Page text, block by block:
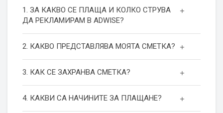
1. ЗА КАКВО СЕ ПЛАЩА И КОЛКО СТРУВА
ДА РЕКЛАМИРАМ В ADWISE?
2. КАКВО ПРЕДСТАВЛЯВА МОЯТА СМЕТКА?
3. КАК СЕ ЗАХРАНВА СМЕТКА?
4. КАКВИ СА НАЧИНИТЕ ЗА ПЛАЩАНЕ?